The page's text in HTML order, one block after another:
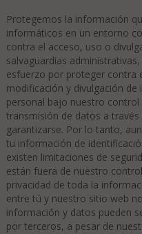
Protegemos la información
informáticos en un entorno
contra el acceso, uso o
salvaguardias
esfuerzo por proteger contra
modificación y divulgación
personal bajo nuestro control
transmisión de datos a
garantizarse. Por lo tanto,
tu información de
existen limitaciones de
están fuera de nuestro
privacidad de toda la
entre tú y nuestro sitio web
información y datos pueden
por terceros, a pesar de